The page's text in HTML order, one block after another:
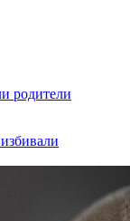
родители